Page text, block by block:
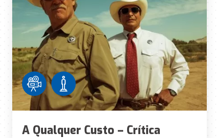
A Qualquer Custo – Crítica